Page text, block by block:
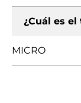
¿Cuál es
MICRO